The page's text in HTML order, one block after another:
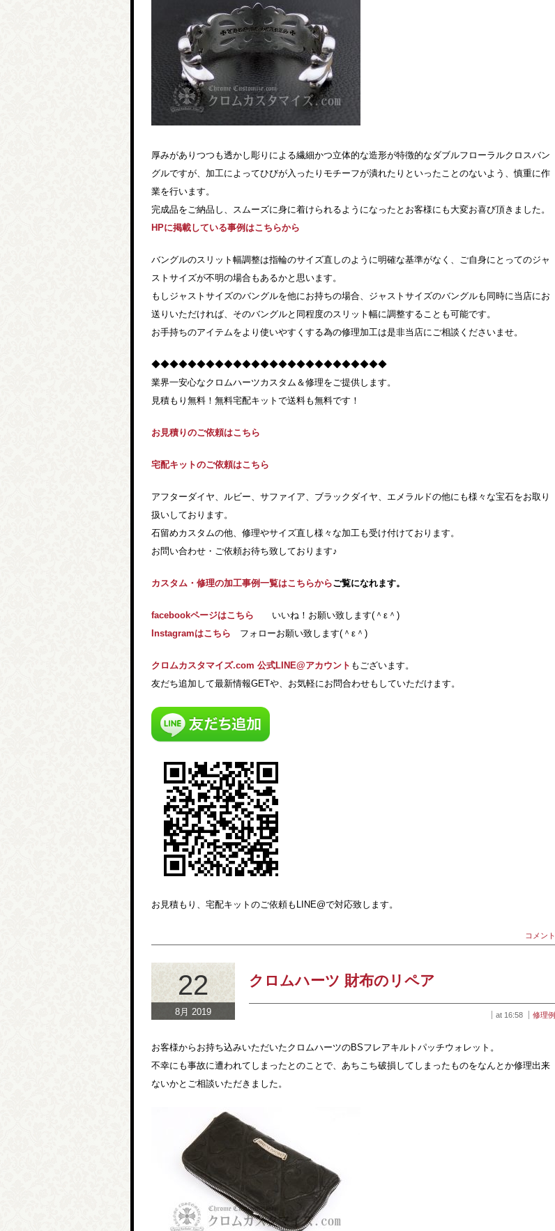
厚みがありつつも透かし彫りによる繊細かつ立体的な造形が特徴的なダブルフローラルクロスバン
グルですが、加工によってひびが入ったりモチーフが潰れたりといったことのないよう、慎重に作
業を行います。
完成品をご納品し、スムーズに身に着けられるようになったとお客様にも大変お喜び頂きました。
HPに掲載している事例はこちらから
バングルのスリット幅調整は指輪のサイズ直しのように明確な基準がなく、ご自身にとってのジャ
ストサイズが不明の場合もあるかと思います。
もしジャストサイズのバングルを他にお持ちの場合、ジャストサイズのバングルも同時に当店にお
送りいただければ、そのバングルと同程度のスリット幅に調整することも可能です。
お手持ちのアイテムをより使いやすくする為の修理加工は是非当店にご相談くださいませ。
◆◆◆◆◆◆◆◆◆◆◆◆◆◆◆◆◆◆◆◆◆◆◆◆◆◆
業界一安心なクロムハーツカスタム＆修理をご提供します。
見積もり無料！無料宅配キットで送料も無料です！
お見積りのご依頼はこちら
宅配キットのご依頼はこちら
アフターダイヤ、ルビー、サファイア、ブラックダイヤ、エメラルドの他にも様々な宝石をお取り
扱いしております。
石留めカスタムの他、修理やサイズ直し様々な加工も受け付けております。
お問い合わせ・ご依頼お待ち致しております♪
カスタム・修理の加工事例一覧はこちらからご覧になれます。
facebookページはこちら いいね！お願い致します(＾ε＾)
Instagramはこちら フォローお願い致します(＾ε＾)
クロムカスタマイズ.com 公式LINE@アカウント もございます。
友だち追加して最新情報GETや、お気軽にお問合わせもしていただけます。
お見積もり、宅配キットのご依頼もLINE@で対応致します。
コメント
22
8月 2019
クロムハーツ 財布のリペア
at 16:58 修理例
お客様からお持ち込みいただいたクロムハーツのBSフレアキルトパッチウォレット。
不幸にも事故に遭われてしまったとのことで、あちこち破損してしまったものをなんとか修理出来
ないかとご相談いただきました。